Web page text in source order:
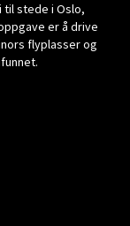
til stede i Oslo,
er å drive
flyplasser og